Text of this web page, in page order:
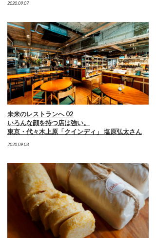
2020.09.07
未来のレストランへ 02
いろんな顔を持つ店は強い。
東京・代々木上原「クインディ」 塩原弘太さん
2020.09.03